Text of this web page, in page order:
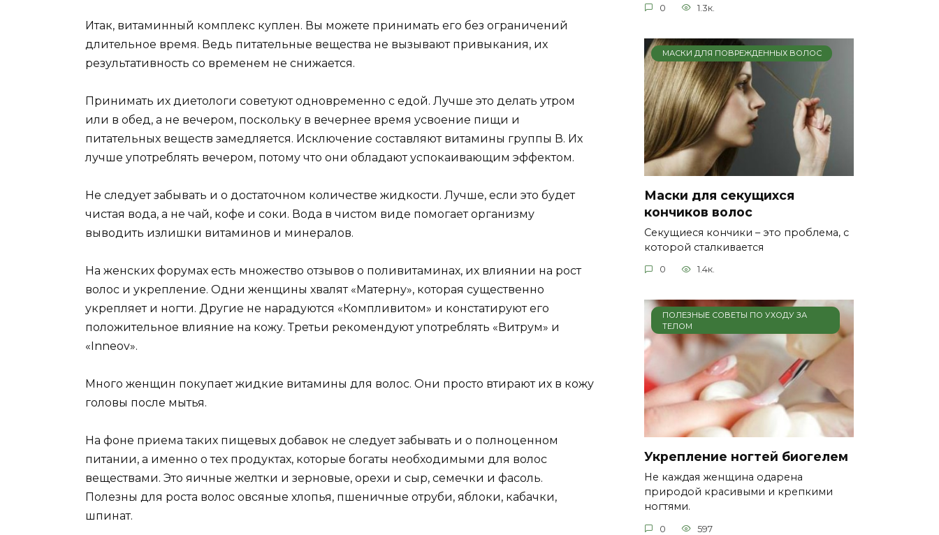
Итак, витаминный комплекс куплен. Вы можете принимать его без ограничений
длительное время. Ведь питательные вещества не вызывают привыкания, их
результативность со временем не снижается.
Принимать их диетологи советуют одновременно с едой. Лучше это делать утром
или в обед, а не вечером, поскольку в вечернее время усвоение пищи и
питательных веществ замедляется. Исключение составляют витамины группы В. Их
лучше употреблять вечером, потому что они обладают успокаивающим эффектом.
Не следует забывать и о достаточном количестве жидкости. Лучше, если это будет
чистая вода, а не чай, кофе и соки. Вода в чистом виде помогает организму
выводить излишки витаминов и минералов.
На женских форумах есть множество отзывов о поливитаминах, их влиянии на рост
волос и укрепление. Одни женщины хвалят «Матерну», которая существенно
укрепляет и ногти. Другие не нарадуются «Компливитом» и констатируют его
положительное влияние на кожу. Третьи рекомендуют употреблять «Витрум» и
«Inneov».
Много женщин покупает жидкие витамины для волос. Они просто втирают их в кожу
головы после мытья.
На фоне приема таких пищевых добавок не следует забывать и о полноценном
питании, а именно о тех продуктах, которые богаты необходимыми для волос
веществами. Это яичные желтки и зерновые, орехи и сыр, семечки и фасоль.
Полезны для роста волос овсяные хлопья, пшеничные отруби, яблоки, кабачки,
шпинат.
0 1.3к.
МАСКИ ДЛЯ ПОВРЕЖДЕННЫХ ВОЛОС
Маски для секущихся
кончиков волос
Секущиеся кончики – это проблема, с
которой сталкивается
0 1.4к.
ПОЛЕЗНЫЕ СОВЕТЫ ПО УХОДУ ЗА
ТЕЛОМ
Укрепление ногтей биогелем
Не каждая женщина одарена
природой красивыми и крепкими
ногтями.
0 597